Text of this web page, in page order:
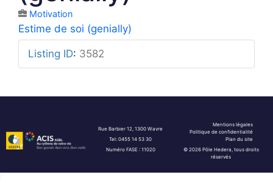
Motivation
Estime de soi (genially)
Listing ID: 3582
Rue Barbier 12, 1300 Wavre
Tel: 0455 14 53 30
Numéro FASE : 11020
Mentions légales
Politique de confidentialité
Plan du site
© 2026 Pôle Hedera, tous droits
réservés